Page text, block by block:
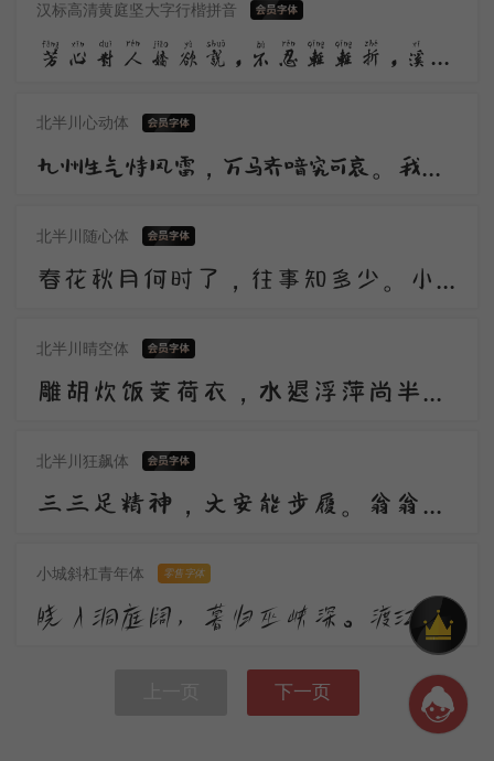
汉标高清黄庭坚大字行楷拼音
芳心对人娇欲说，不忍轻轻折，溪桥淡淡烟，茅舍澄澄月，包藏几多春意也。
北半川心动体
九州生气恃风雷，万马齐喑究可哀。我劝天公重抖擞，不拘一格降人才。
北半川随心体
春花秋月何时了，往事知多少。小楼昨夜又东风，故国不堪回首月明中。雕栏玉砌应犹在，只是朱颜改。问君能有几多愁，恰似一江春水向东流。
北半川晴空体
雕胡炊饭芰荷衣，水退浮萍尚半扉。莫为风波羡平地，人间处处是危机。
北半川狂飙体
三三足精神，大安能步履。翁翁虽旧识，伎俩非昔比。
小城斜杠青年体 零售字体
晓入洞庭阔，暮归巫峡深。渡江随鸟影，拥树隔猿吟。莫隐高唐去，枯苗待作霖。
下一页